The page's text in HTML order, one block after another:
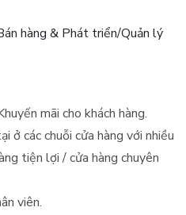
hàng & Phát triển/Quản lý
mãi cho khách hàng.
ở các chuỗi cửa hàng với nhiều
tiện lợi / cửa hàng chuyên
viên.